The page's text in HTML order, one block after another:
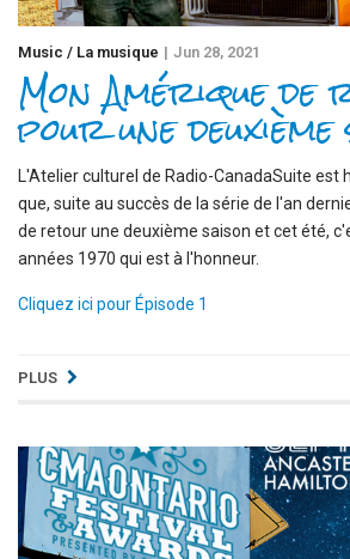
Music / La musique Jun 28, 2021
Mon Amérique
pour une deuxième
L'Atelier culturel de Radio-CanadaSuite est
que, suite au succès de la série de l'an
de retour une deuxième saison et cet été,
années 1970 qui est à l'honneur.
Cliquez ici pour Épisode 1
PLUS